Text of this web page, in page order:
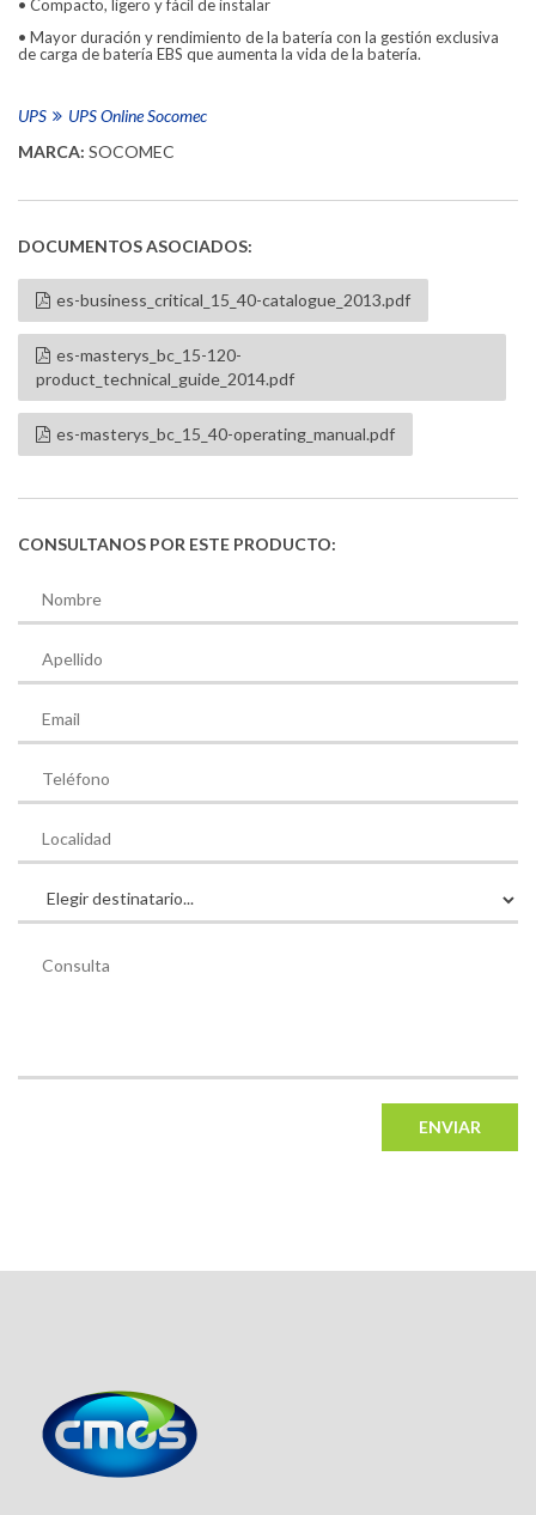
Compacto, ligero y fácil de instalar
• Mayor duración y rendimiento de la batería con la gestión exclusiva
de carga de batería EBS que aumenta la vida de la batería.
UPS
UPS Online Socomec
MARCA: SOCOMEC
DOCUMENTOS ASOCIADOS:
es-business_critical_15_40-catalogue_2013.pdf
es-masterys_bc_15-120-
product_technical_guide_2014.pdf
es-masterys_bc_15_40-operating_manual.pdf
CONSULTANOS POR ESTE PRODUCTO:
ENVIAR